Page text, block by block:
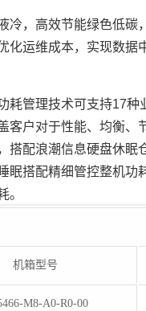
冷，高效节能绿色低碳
化运维成本，实现数据
耗管理技术可支持17种
客户对于性能、均衡、
搭配浪潮信息硬盘休眠
眠搭配精细管控整机功
。
机箱型号
M8-A0-R0-00